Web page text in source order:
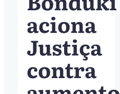
aciona
Justiça
contra